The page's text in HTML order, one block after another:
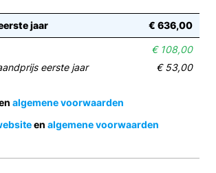
jaar € 636,00
€ 108,00
eerste jaar
€ 53,00
algemene voorwaarden
en algemene voorwaarden